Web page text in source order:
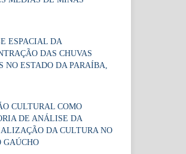
ESPACIAL DA
DAS CHUVAS
NO ESTADO DA PARAÍBA,
CULTURAL COMO
DE ANÁLISE DA
DA CULTURA NO
GAÚCHO